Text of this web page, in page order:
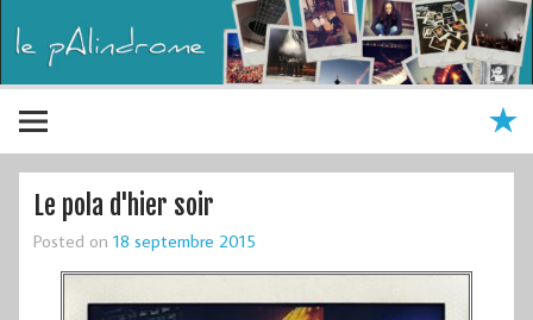
Le pola d'hier soir
Posted on 18 septembre 2015